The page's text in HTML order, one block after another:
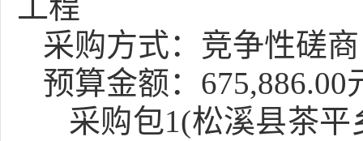
采购方式：竞争性磋商
预算金额：675,886.00
采购包1(松溪县茶